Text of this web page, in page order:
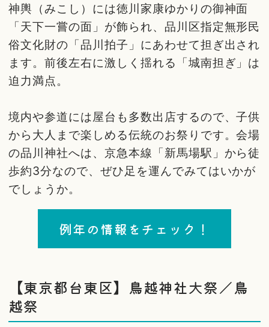
神輿（みこし）には徳川家康ゆかりの御神面
「天下一嘗の面」が飾られ、品川区指定無形民
俗文化財の「品川拍子」にあわせて担ぎ出され
ます。前後左右に激しく揺れる「城南担ぎ」は
迫力満点。
境内や参道には屋台も多数出店するので、子供
から大人まで楽しめる伝統のお祭りです。会場
の品川神社へは、京急本線「新馬場駅」から徒
歩約3分なので、ぜひ足を運んでみてはいかが
でしょうか。
例年の情報をチェック！
【東京都台東区】鳥越神社大祭／鳥
越祭